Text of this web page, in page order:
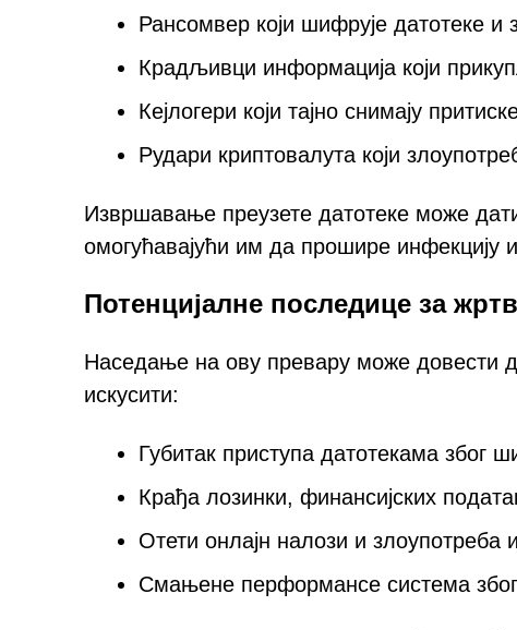
Рансомвер који шифрује датотеке и
Крадљивци информација који
Кејлогери који тајно снимају
Рудари криптовалута који
Извршавање преузете датотеке може
омогућавајући им да прошире инфекцију
Потенцијалне последице за
Наседање на ову превару може довести
искусити:
Губитак приступа датотекама због
Крађа лозинки, финансијских
Отети онлајн налози и злоупотреба
Смањене перформансе система